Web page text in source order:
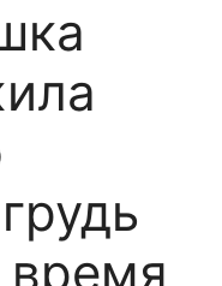
время